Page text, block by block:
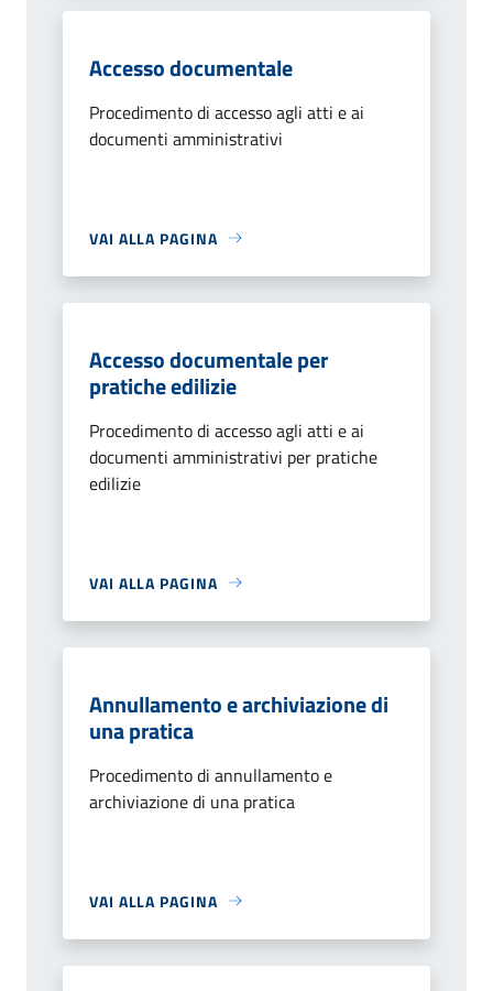
Accesso documentale
Procedimento di accesso agli atti e ai
documenti amministrativi
VAI ALLA PAGINA
Accesso documentale per
pratiche edilizie
Procedimento di accesso agli atti e ai
documenti amministrativi per pratiche
edilizie
VAI ALLA PAGINA
Annullamento e archiviazione di
una pratica
Procedimento di annullamento e
archiviazione di una pratica
VAI ALLA PAGINA